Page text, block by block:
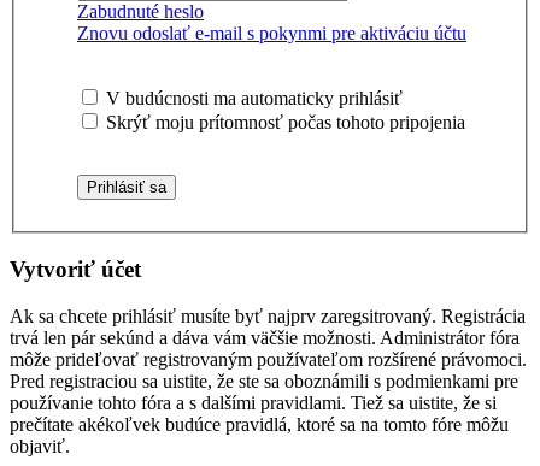
Zabudnuté heslo
Znovu odoslať e-mail s pokynmi pre aktiváciu účtu
V budúcnosti ma automaticky prihlásiť
Skrýť moju prítomnosť počas tohoto pripojenia
Vytvoriť účet
Ak sa chcete prihlásiť musíte byť najprv zaregsitrovaný. Registrácia
trvá len pár sekúnd a dáva vám väčšie možnosti. Administrátor fóra
môže prideľovať registrovaným používateľom rozšírené právomoci.
Pred registraciou sa uistite, že ste sa oboznámili s podmienkami pre
používanie tohto fóra a s dalšími pravidlami. Tiež sa uistite, že si
prečítate akékoľvek budúce pravidlá, ktoré sa na tomto fóre môžu
objaviť.